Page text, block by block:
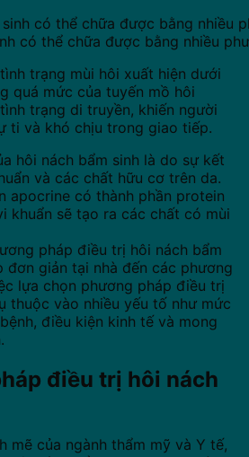
có thể chữa được bằng nhiều
trạng mùi hôi xuất hiện dưới
quá mức của tuyến mồ hôi
trạng di truyền, khiến người
ti và khó chịu trong giao tiếp.
hôi nách bẩm sinh là do sự kết
và các chất hữu cơ trên da.
apocrine có thành phần protein
khuẩn sẽ tạo ra các chất có mùi
pháp điều trị hôi nách bẩm
đơn giản tại nhà đến các phương
lựa chọn phương pháp điều trị
thuộc vào nhiều yếu tố như mức
điều kiện kinh tế và mong
điều trị hôi nách
mẽ của ngành thẩm mỹ và Y tế,